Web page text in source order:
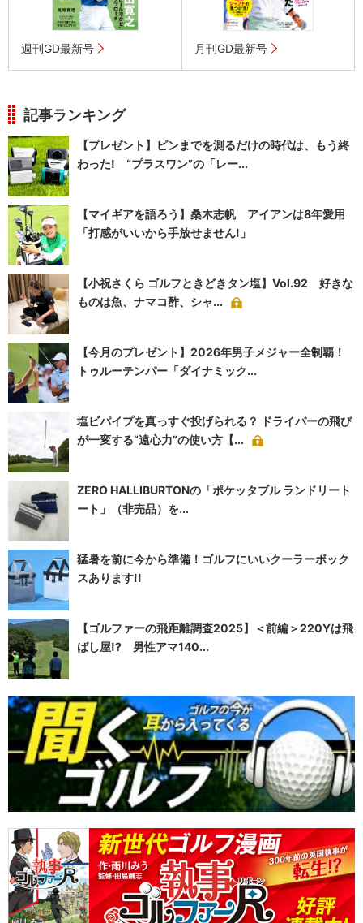
週刊GD最新号 月刊GD最新号
記事ランキング
【プレゼント】ピンまでを測るだけの時代は、もう終
わった! “プラスワン”の「レー...
【マイギアを語ろう】桑木志帆 アイアンは8年愛用
「打感がいいから手放せません!」
【小祝さくら ゴルフときどきタン塩】Vol.92 好きな
ものは魚、ナマコ酢、シャ...
【今月のプレゼント】2026年男子メジャー全制覇！
トゥルーテンパー「ダイナミック...
塩ビパイプを真っすぐ投げられる？ ドライバーの飛び
が一変する“遠心力”の使い方【...
ZERO HALLIBURTONの「ポケッタブル ランドリート
ート」（非売品）を...
猛暑を前に今から準備！ゴルフにいいクーラーボック
スあります!!
【ゴルファーの飛距離調査2025】＜前編＞220Yは飛
ばし屋!? 男性アマ140...